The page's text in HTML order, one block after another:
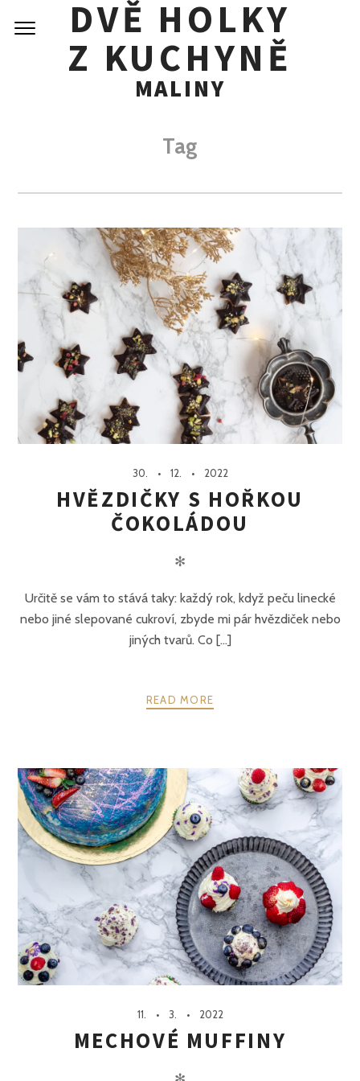
DVĚ HOLKY
Z KUCHYNĚ
MALINY
Tag
30. 12. 2022
HVĚZDIČKY S HOŘKOU
ČOKOLÁDOU
✻
Určitě se vám to stává taky: každý rok, když peču linecké
nebo jiné slepované cukroví, zbyde mi pár hvězdiček nebo
jiných tvarů. Co [...]
READ MORE
11. 3. 2022
MECHOVÉ MUFFINY